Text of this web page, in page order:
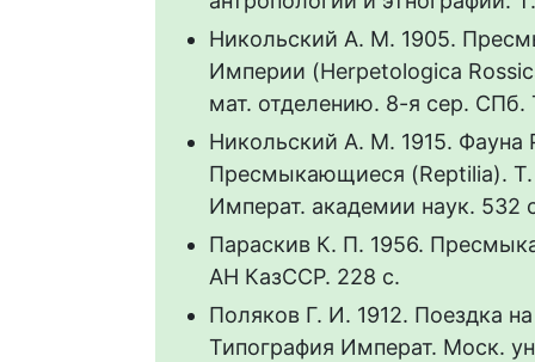
Никольский А. М. 1905.
Империи (Herpetologica
мат. отделению. 8-я сер. СПб.
Никольский А. М. 1915. Фауна
Пресмыкающиеся (Reptilia). Т.
Императ. академии наук. 532
Параскив К. П. 1956.
АН КазССР. 228 с.
Поляков Г. И. 1912. Поездка
Типография Императ. Моск.